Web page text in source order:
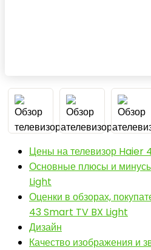
Цены на телевизор Haier
Основные плюсы и
Light
Оценки в обзорах,
43 Smart TV BX Light
Дизайн
Качество изображения и